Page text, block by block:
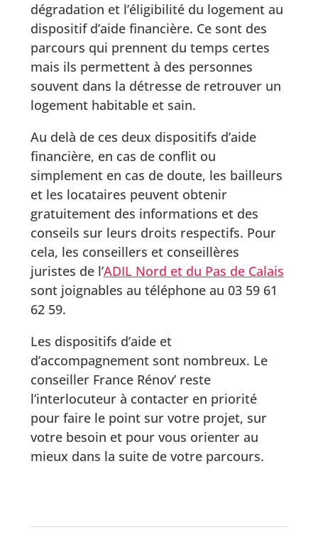
dégradation et l’éligibilité du logement au
dispositif d’aide financière. Ce sont des
parcours qui prennent du temps certes
mais ils permettent à des personnes
souvent dans la détresse de retrouver un
logement habitable et sain.
Au delà de ces deux dispositifs d’aide
financière, en cas de conflit ou
simplement en cas de doute, les bailleurs
et les locataires peuvent obtenir
gratuitement des informations et des
conseils sur leurs droits respectifs. Pour
cela, les conseillers et conseillères
juristes de l’ADIL Nord et du Pas de Calais
sont joignables au téléphone au 03 59 61
62 59.
Les dispositifs d’aide et
d’accompagnement sont nombreux. Le
conseiller France Rénov’ reste
l’interlocuteur à contacter en priorité
pour faire le point sur votre projet, sur
votre besoin et pour vous orienter au
mieux dans la suite de votre parcours.